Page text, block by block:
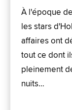
À l'époque
les stars
affaires ont
tout ce dont
pleinement
nuits…